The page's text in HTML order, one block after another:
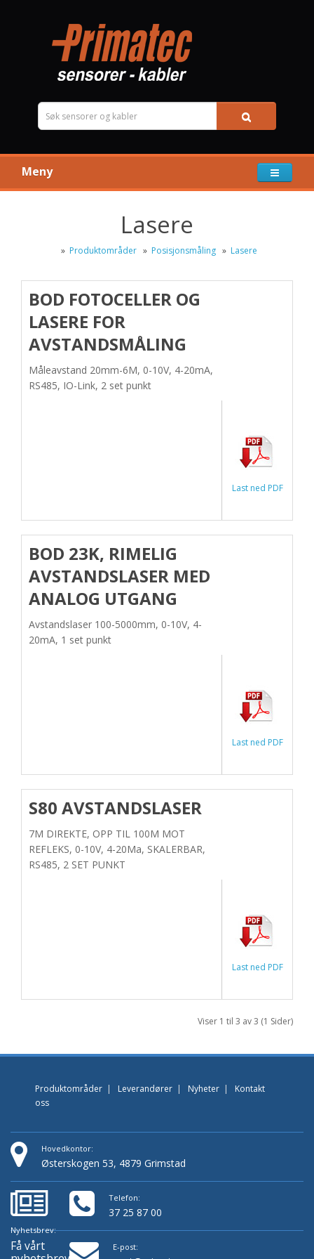
Meny
Lasere
» Produktområder » Posisjonsmåling » Lasere
BOD FOTOCELLER OG
LASERE FOR
AVSTANDSMÅLING
Måleavstand 20mm-6M, 0-10V, 4-20mA,
RS485, IO-Link, 2 set punkt
Last ned PDF
BOD 23K, RIMELIG
AVSTANDSLASER MED
ANALOG UTGANG
Avstandslaser 100-5000mm, 0-10V, 4-
20mA, 1 set punkt
Last ned PDF
S80 AVSTANDSLASER
7M DIREKTE, OPP TIL 100M MOT
REFLEKS, 0-10V, 4-20Ma, SKALERBAR,
RS485, 2 SET PUNKT
Last ned PDF
Viser 1 til 3 av 3 (1 Sider)
Produktområder | Leverandører | Nyheter | Kontakt
oss
Hovedkontor:
Østerskogen 53, 4879 Grimstad
Nyhetsbrev:
Få vårt
Telefon:
37 25 87 00
E-post: